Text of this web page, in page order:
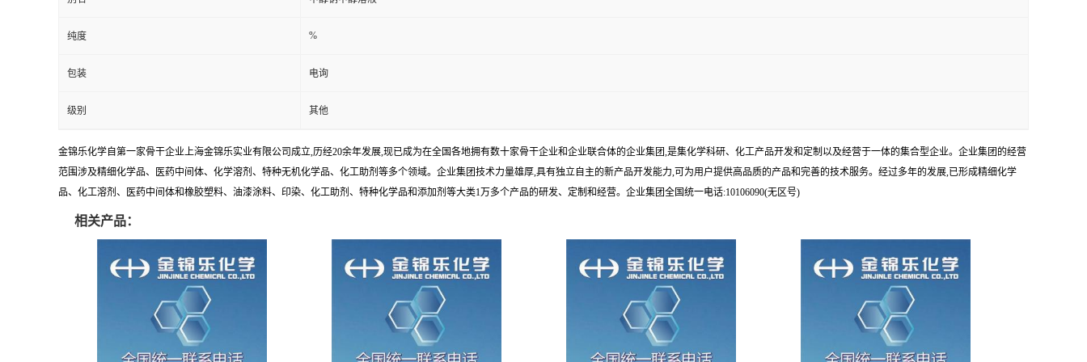
纯度 %
包装 电询
级别 其他
金锦乐化学自第一家骨干企业上海金锦乐实业有限公司成立,历经20余年发展,现已成为在全国各地拥有数十家骨干企业和企业联合体的企业集团,是集化学科研、化工产品开发和定制以及经营于一体的集合型企业。企业集团的经营
范围涉及精细化学品、医药中间体、化学溶剂、特种无机化学品、化工助剂等多个领域。企业集团技术力量雄厚,具有独立自主的新产品开发能力,可为用户提供高品质的产品和完善的技术服务。经过多年的发展,已形成精细化学
品、化工溶剂、医药中间体和橡胶塑料、油漆涂料、印染、化工助剂、特种化学品和添加剂等大类1万多个产品的研发、定制和经营。企业集团全国统一电话:10106090(无区号)
相关产品：